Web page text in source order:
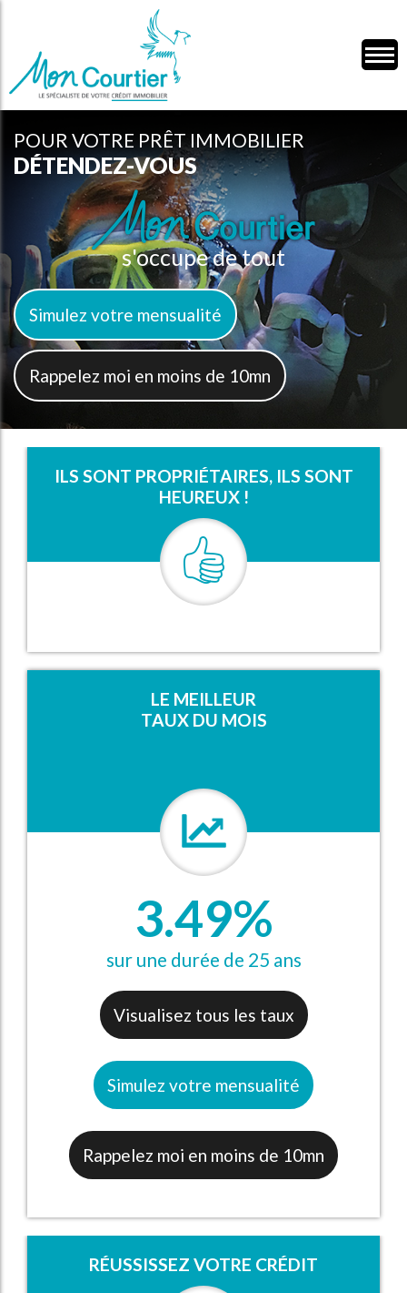
POUR VOTRE PRÊT IMMOBILIER
DÉTENDEZ-VOUS
s'occupe de tout
Simulez votre mensualité
Rappelez moi en moins de 10mn
ILS SONT PROPRIÉTAIRES, ILS SONT
HEUREUX !
LE MEILLEUR
TAUX DU MOIS
3.49%
sur une durée de 25 ans
Visualisez tous les taux
Simulez votre mensualité
Rappelez moi en moins de 10mn
RÉUSSISSEZ VOTRE CRÉDIT